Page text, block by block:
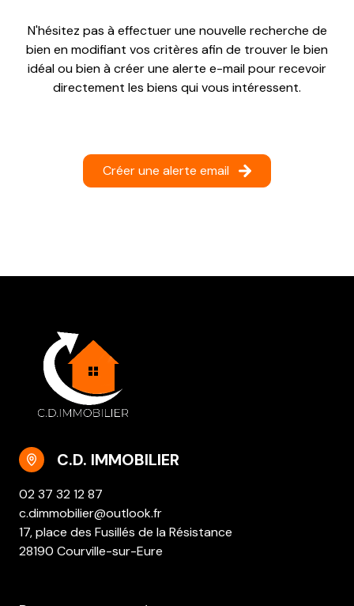
CONTACT
N'hésitez pas à effectuer une nouvelle recherche de
bien en modifiant vos critères afin de trouver le bien
idéal ou bien à créer une alerte e-mail pour recevoir
directement les biens qui vous intéressent.
Créer une alerte email
C.D. IMMOBILIER
02 37 32 12 87
c.dimmobilier@outlook.fr
17, place des Fusillés de la Résistance
28190 Courville-sur-Eure